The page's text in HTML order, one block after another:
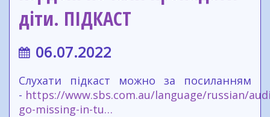
діти. ПІДКАСТ
06.07.2022
Слухати підкаст можно за посиланням
- https://www.sbs.com.au/language/russian/
go-missing-in-tu…